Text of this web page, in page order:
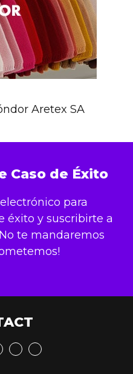
Aretex SA
Caso de Éxito
para
éxito y suscribirte a
te mandaremos